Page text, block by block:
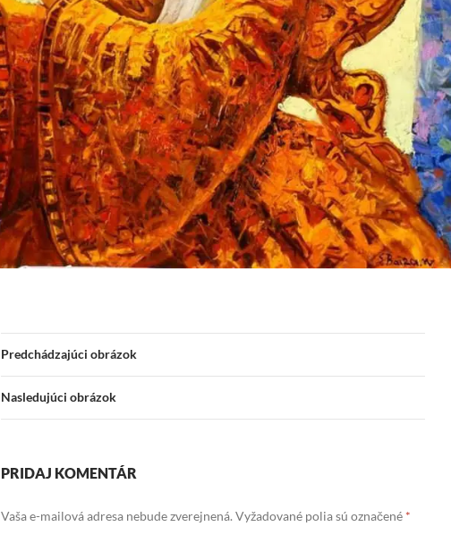
Predchádzajúci obrázok
Nasledujúci obrázok
PRIDAJ KOMENTÁR
Vaša e-mailová adresa nebude zverejnená. Vyžadované polia sú označené *